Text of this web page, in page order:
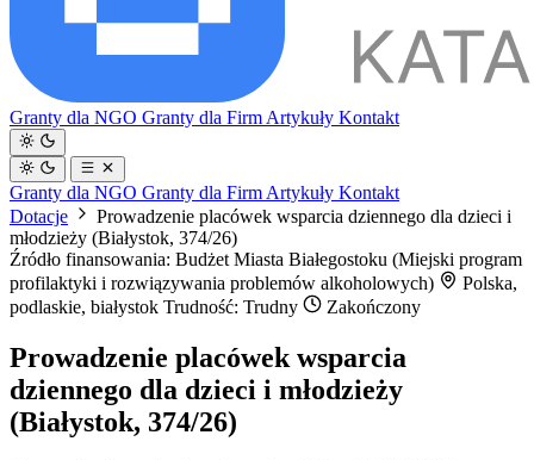
Granty dla NGO Granty dla Firm Artykuły Kontakt
Granty dla NGO Granty dla Firm Artykuły Kontakt
Dotacje
Prowadzenie placówek wsparcia dziennego dla dzieci i
młodzieży (Białystok, 374/26)
Źródło finansowania: Budżet Miasta Białegostoku (Miejski program
profilaktyki i rozwiązywania problemów alkoholowych)
Polska,
podlaskie, białystok Trudność: Trudny Zakończony
Prowadzenie placówek wsparcia
dziennego dla dzieci i młodzieży
(Białystok, 374/26)